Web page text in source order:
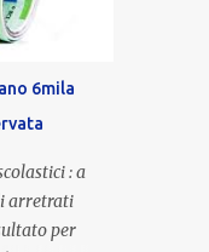
di
nazionale e
tutela e
in
della
che integra
6mila
: a
arretrati
per